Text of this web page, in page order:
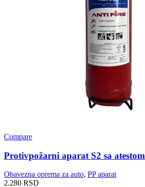
Compare
Protivpožarni aparat S2 sa atestom
Obavezna oprema za auto, PP aparat
2.280 RSD